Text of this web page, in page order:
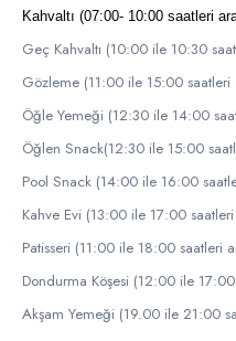
Kahvaltı (07:00- 10:00 saatleri
Geç Kahvaltı (10:00 ile 10:30
Gözleme (11:00 ile 15:00 saatleri
Öğle Yemeği (12:30 ile 14:00
Öğlen Snack(12:30 ile 15:00
Pool Snack (14:00 ile 16:00
Kahve Evi (13:00 ile 17:00
Patisseri (11:00 ile 18:00 saatleri
Dondurma Köşesi (12:00 ile 17:00
Akşam Yemeği (19.00 ile 21:00